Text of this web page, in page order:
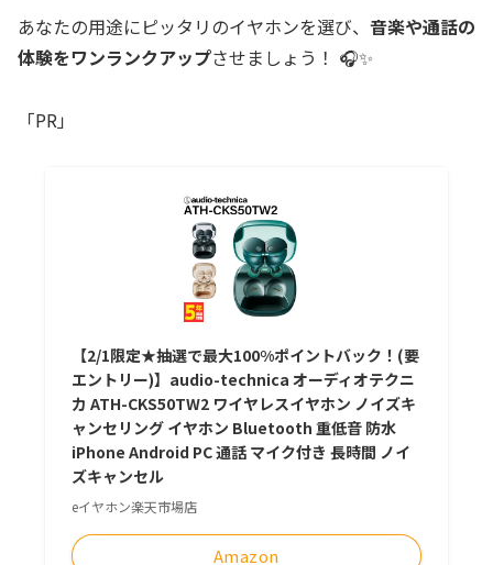
あなたの用途にピッタリのイヤホンを選び、 音楽や通話の
体験をワンランクアップさせましょう！ 🎧✨
「PR」
【2/1限定★抽選で最大100%ポイントバック！(要
エントリー)】audio-technica オーディオテクニ
カ ATH-CKS50TW2 ワイヤレスイヤホン ノイズキ
ャンセリング イヤホン Bluetooth 重低音 防水
iPhone Android PC 通話 マイク付き 長時間 ノイ
ズキャンセル
eイヤホン楽天市場店
Amazon